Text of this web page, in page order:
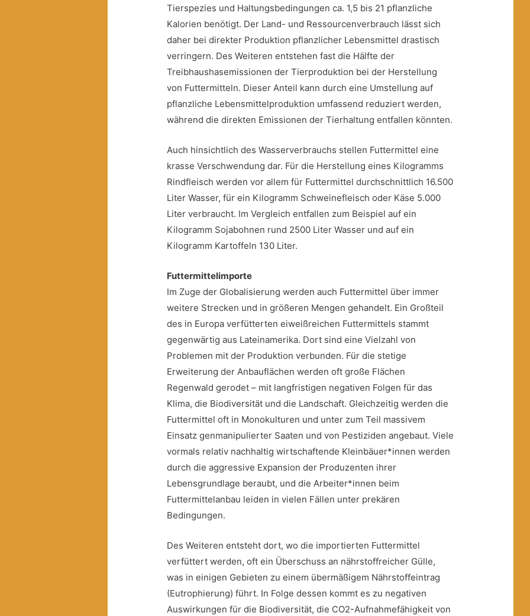
Tierspezies und Haltungsbedingungen ca. 1,5 bis 21 pflanzliche
Kalorien benötigt. Der Land- und Ressourcenverbrauch lässt sich
daher bei direkter Produktion pflanzlicher Lebensmittel drastisch
verringern. Des Weiteren entstehen fast die Hälfte der
Treibhaushasemissionen der Tierproduktion bei der Herstellung
von Futtermitteln. Dieser Anteil kann durch eine Umstellung auf
pflanzliche Lebensmittelproduktion umfassend reduziert werden,
während die direkten Emissionen der Tierhaltung entfallen könnten.
Auch hinsichtlich des Wasserverbrauchs stellen Futtermittel eine
krasse Verschwendung dar. Für die Herstellung eines Kilogramms
Rindfleisch werden vor allem für Futtermittel durchschnittlich 16.500
Liter Wasser, für ein Kilogramm Schweinefleisch oder Käse 5.000
Liter verbraucht. Im Vergleich entfallen zum Beispiel auf ein
Kilogramm Sojabohnen rund 2500 Liter Wasser und auf ein
Kilogramm Kartoffeln 130 Liter.
Futtermittelimporte
Im Zuge der Globalisierung werden auch Futtermittel über immer
weitere Strecken und in größeren Mengen gehandelt. Ein Großteil
des in Europa verfütterten eiweißreichen Futtermittels stammt
gegenwärtig aus Lateinamerika. Dort sind eine Vielzahl von
Problemen mit der Produktion verbunden. Für die stetige
Erweiterung der Anbauflächen werden oft große Flächen
Regenwald gerodet – mit langfristigen negativen Folgen für das
Klima, die Biodiversität und die Landschaft. Gleichzeitig werden die
Futtermittel oft in Monokulturen und unter zum Teil massivem
Einsatz genmanipulierter Saaten und von Pestiziden angebaut. Viele
vormals relativ nachhaltig wirtschaftende Kleinbäuer*innen werden
durch die aggressive Expansion der Produzenten ihrer
Lebensgrundlage beraubt, und die Arbeiter*innen beim
Futtermittelanbau leiden in vielen Fällen unter prekären
Bedingungen.
Des Weiteren entsteht dort, wo die importierten Futtermittel
verfüttert werden, oft ein Überschuss an nährstoffreicher Gülle,
was in einigen Gebieten zu einem übermäßigem Nährstoffeintrag
(Eutrophierung) führt. In Folge dessen kommt es zu negativen
Auswirkungen für die Biodiversität, die CO2-Aufnahmefähigkeit von